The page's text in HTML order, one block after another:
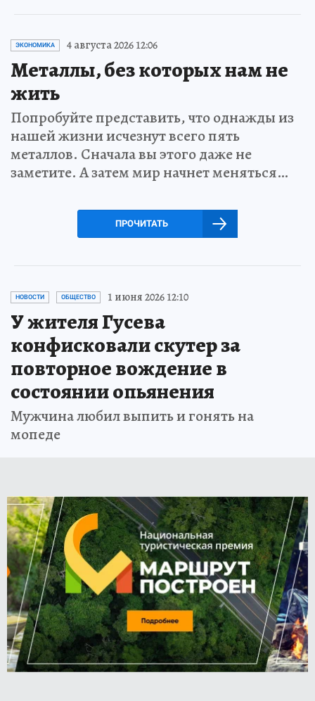
ЭКОНОМИКА 4 августа 2026 12:06
Металлы, без которых нам не
жить
Попробуйте представить, что однажды из
нашей жизни исчезнут всего пять
металлов. Сначала вы этого даже не
заметите. А затем мир начнет меняться…
ПРОЧИТАТЬ
НОВОСТИ ОБЩЕСТВО 1 июня 2026 12:10
У жителя Гусева
конфисковали скутер за
повторное вождение в
состоянии опьянения
Мужчина любил выпить и гонять на
мопеде